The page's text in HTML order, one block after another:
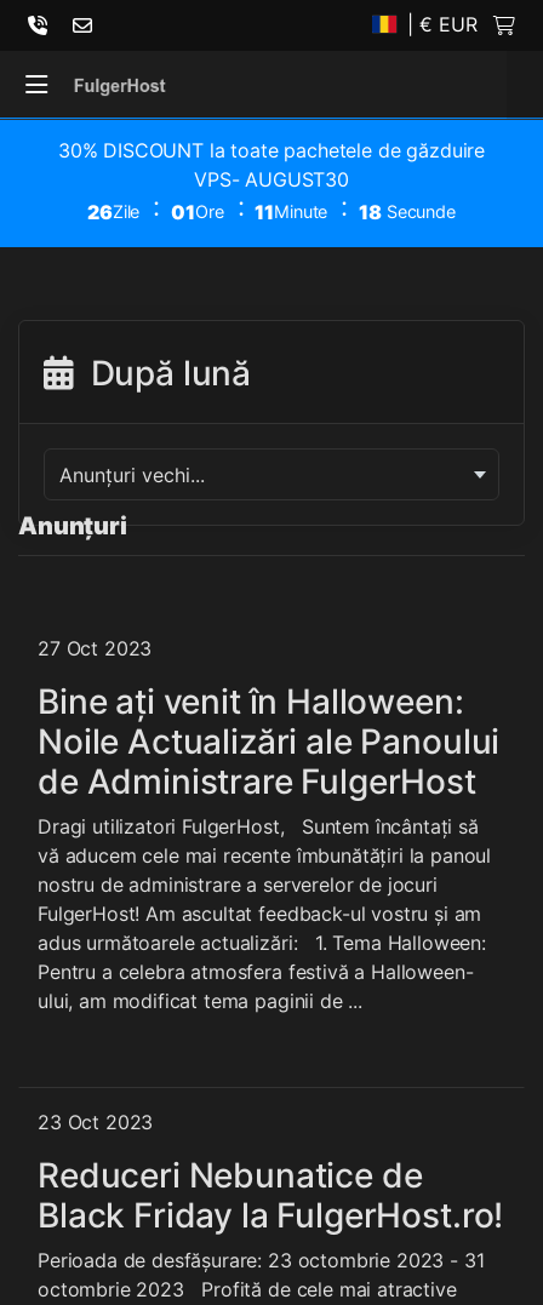
| € EUR
30% DISCOUNT la toate pachetele de găzduire
VPS- AUGUST30
26Zile 01Ore 11Minute 18 Secunde
După lună
Anunțuri
27 Oct 2023
Bine ați venit în Halloween:
Noile Actualizări ale Panoului
de Administrare FulgerHost
Dragi utilizatori FulgerHost, Suntem încântați să
vă aducem cele mai recente îmbunătățiri la panoul
nostru de administrare a serverelor de jocuri
FulgerHost! Am ascultat feedback-ul vostru și am
adus următoarele actualizări: 1. Tema Halloween:
Pentru a celebra atmosfera festivă a Halloween-
ului, am modificat tema paginii de ...
23 Oct 2023
Reduceri Nebunatice de
Black Friday la FulgerHost.ro!
Perioada de desfășurare: 23 octombrie 2023 - 31
octombrie 2023 Profită de cele mai atractive